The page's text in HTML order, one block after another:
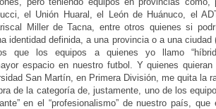
el Unión Huaral, el León de Huánuco, el
Miller de Tacna, entre otros quienes si
identidad definida, a una provincia o a una ciudad
que los equipos a quienes yo llamo
espacio en nuestro futbol. Y quienes quieran
San Martín, en Primera División, me quita la
de la categoría de, justamente, uno de los
en el “profesionalismo” de nuestro país, que